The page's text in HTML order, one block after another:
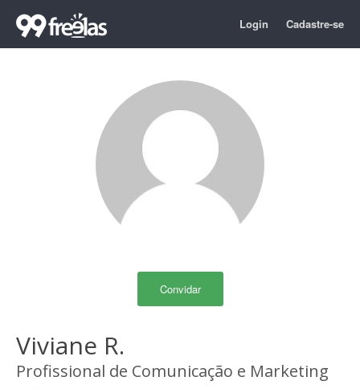
Login Cadastre-se
Convidar
Viviane R.
Profissional de Comunicação e Marketing